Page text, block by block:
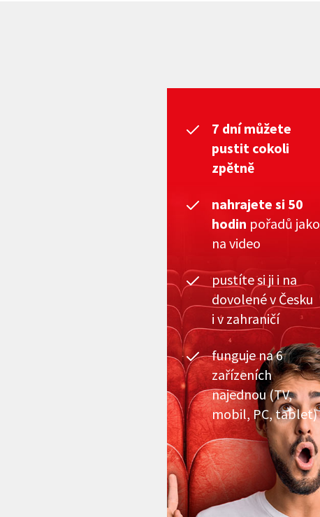
7 dní můžete
pustit cokoli
zpětně
nahrajete si 50
hodin pořadů jako
na video
pustíte si ji i na
dovolené v Česku
i v zahraničí
funguje na 6
zařízeních
najednou (TV,
mobil, PC, tablet)